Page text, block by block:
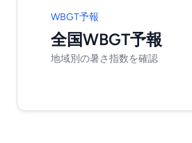
WBGT予報
全国WBGT予報
地域別の暑さ指数を確認